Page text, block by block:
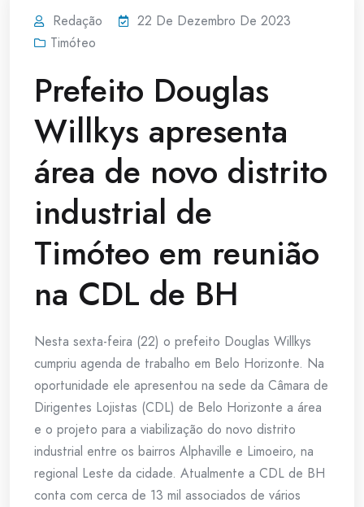
Redação
22 De Dezembro De 2023
Timóteo
Prefeito Douglas
Willkys apresenta
área de novo distrito
industrial de
Timóteo em reunião
na CDL de BH
Nesta sexta-feira (22) o prefeito Douglas Willkys
cumpriu agenda de trabalho em Belo Horizonte. Na
oportunidade ele apresentou na sede da Câmara de
Dirigentes Lojistas (CDL) de Belo Horizonte a área
e o projeto para a viabilização do novo distrito
industrial entre os bairros Alphaville e Limoeiro, na
regional Leste da cidade. Atualmente a CDL de BH
conta com cerca de 13 mil associados de vários